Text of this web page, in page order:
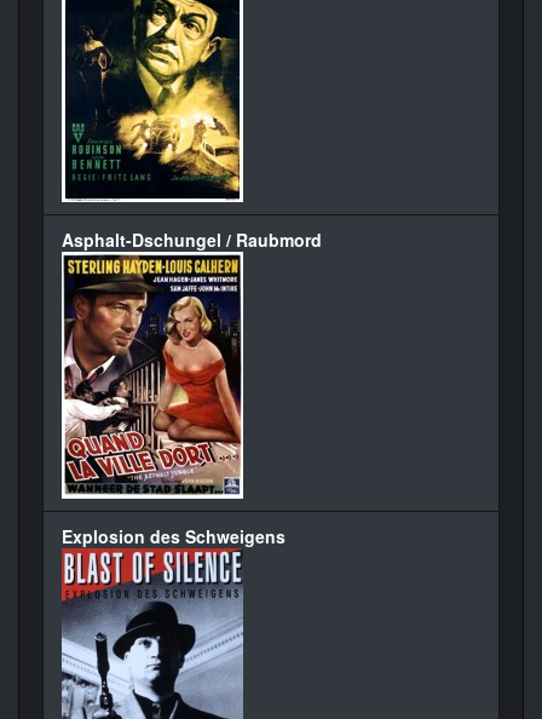
Asphalt-Dschungel / Raubmord
Explosion des Schweigens